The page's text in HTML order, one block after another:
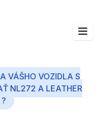
VÁŠHO VOZIDLA S
NL272 A LEATHER